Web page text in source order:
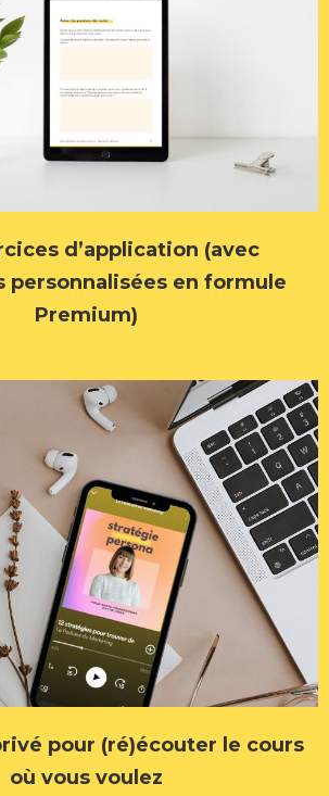
d’application (avec
personnalisées en formule
Premium)
pour (ré)écouter le cours
où vous voulez